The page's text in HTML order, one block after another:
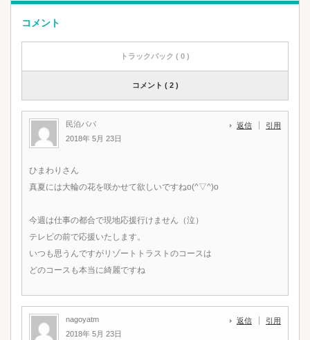
コメント
トラックバック ( 0 )
コメント ( 2 )
民泊パパ
2018年 5月 23日
返信 引用
ひまわりさん
真夏には大輪の花を咲かせて欲しいですねo(^▽^)o
今週は仕事の都合で現地応援行けません（泣）
テレビの前で応援いたします。
いつも思うんですがリゾートトラストのコースは
どのコースも本当に綺麗ですね
nagoyatm
2018年 5月 23日
返信 引用